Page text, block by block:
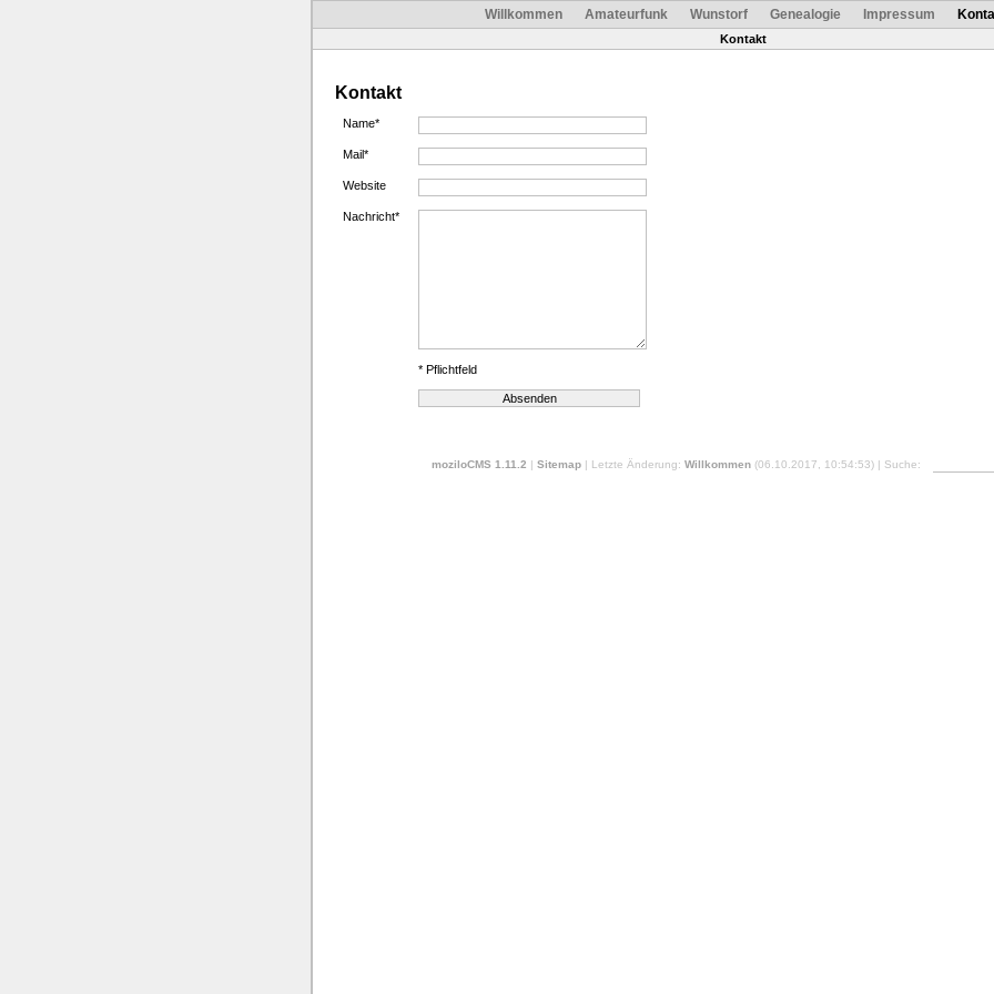
Willkommen Amateurfunk Wunstorf Genealogie Impressum
Kontakt
Kontakt
Name*
Mail*
Website
Nachricht*
* Pflichtfeld
moziloCMS 1.11.2 | Sitemap | Letzte Änderung: Willkommen (06.10.2017, 10:54:53) | Suche: